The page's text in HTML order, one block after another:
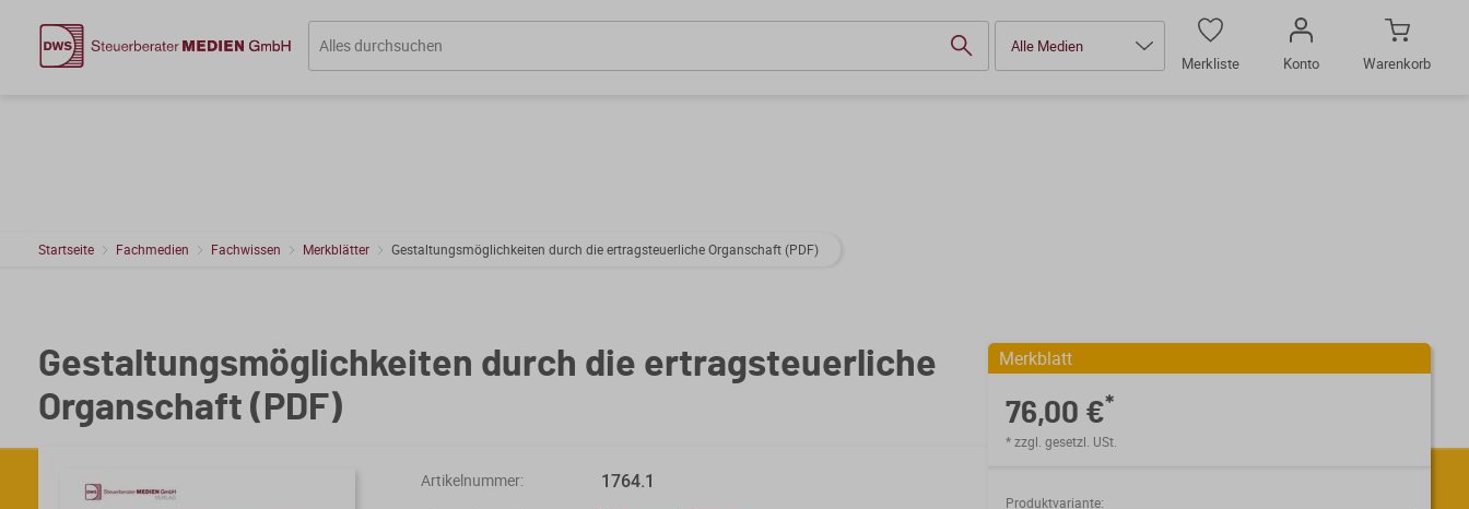
Alle Medien
Merkliste
Konto Warenkorb
Startseite Fachmedien Fachwissen Merkblätter Gestaltungsmöglichkeiten durch die ertragsteuerliche Organschaft (PDF)
Gestaltungsmöglichkeiten durch die ertragsteuerliche
Organschaft (PDF)
Artikelnummer: 1764.1
Merkblatt
76,00 €*
* zzgl. gesetzl. USt.
Produktvariante: